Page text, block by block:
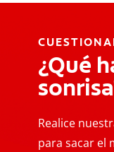
¿Qué
Realice
para sacar el